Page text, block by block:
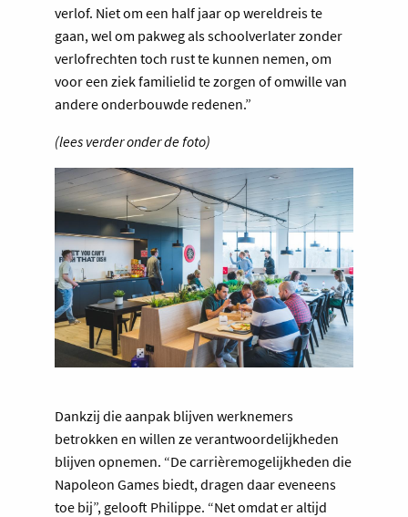
verlof. Niet om een half jaar op wereldreis te
gaan, wel om pakweg als schoolverlater zonder
verlofrechten toch rust te kunnen nemen, om
voor een ziek familielid te zorgen of omwille van
andere onderbouwde redenen.”
(lees verder onder de foto)
Dankzij die aanpak blijven werknemers
betrokken en willen ze verantwoordelijkheden
blijven opnemen. “De carrièremogelijkheden die
Napoleon Games biedt, dragen daar eveneens
toe bij”, gelooft Philippe. “Net omdat er altijd